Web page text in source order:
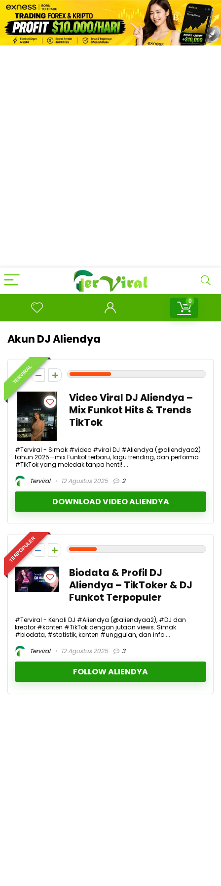
0
Akun DJ Aliendya
TERVIRAL
3
Video Viral DJ Aliendya –
Mix Funkot Hits & Trends
TikTok
#Terviral - Simak #video #viral DJ #Aliendya (@aliendyaa2)
tahun 2025—mix Funkot terbaru, lagu trending, dan performa
#TikTok yang meledak tanpa henti! ...
Terviral
12 Agustus 2025 2
DOWNLOAD VIDEO ALIENDYA
TERPOPULER
2
Biodata & Profil DJ
Aliendya – TikToker & DJ
Funkot Terpopuler
#Terviral - Kenali DJ #Aliendya (@aliendyaa2), #DJ dan
kreator #konten #TikTok dengan jutaan views. Simak
#biodata, #statistik, konten #unggulan, dan info ...
Terviral
12 Agustus 2025 3
FOLLOW ALIENDYA